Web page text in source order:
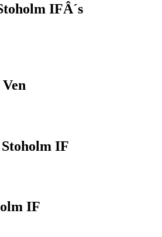
IFÂ´s
IF
IF